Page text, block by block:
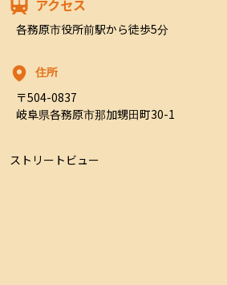
アクセス
各務原市役所前駅から徒歩5分
住所
〒504-0837
岐阜県各務原市那加甥田町30-1
ストリートビュー